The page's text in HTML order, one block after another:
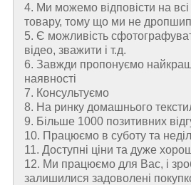
4. Ми можемо відповісти на
товару, тому що ми не
5. Є можливість
відео, зважити і т.д.
6. Завжди пропонуємо
наявності
7. Консультуємо
8. На ринку домашнього
9. Більше 1000 позитивних
10. Працюємо в суботу та
11. Доступні ціни та дуже
12. Ми працюємо для Вас, і
залишилися задоволені